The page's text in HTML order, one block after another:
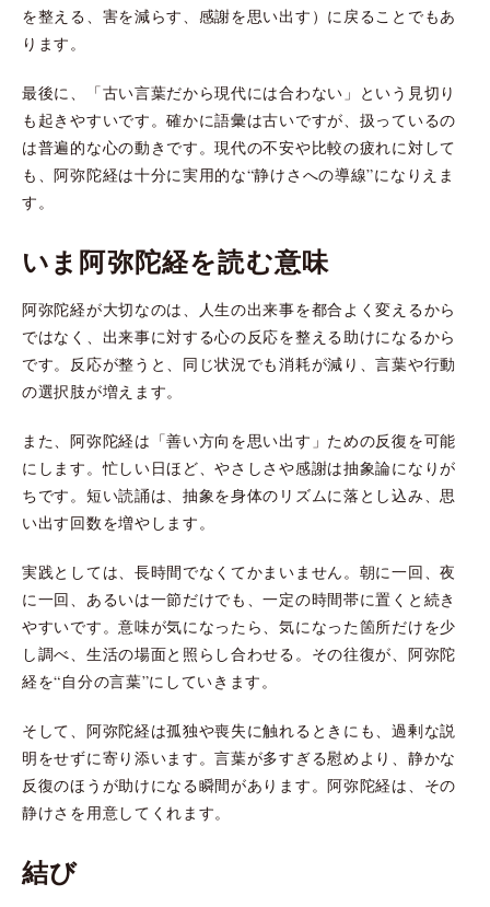
を整える、害を減らす、感謝を思い出す）に戻ることでもあ
ります。
最後に、「古い言葉だから現代には合わない」という見切り
も起きやすいです。確かに語彙は古いですが、扱っているの
は普遍的な心の動きです。現代の不安や比較の疲れに対して
も、阿弥陀経は十分に実用的な“静けさへの導線”になりえま
す。
いま阿弥陀経を読む意味
阿弥陀経が大切なのは、人生の出来事を都合よく変えるから
ではなく、出来事に対する心の反応を整える助けになるから
です。反応が整うと、同じ状況でも消耗が減り、言葉や行動
の選択肢が増えます。
また、阿弥陀経は「善い方向を思い出す」ための反復を可能
にします。忙しい日ほど、やさしさや感謝は抽象論になりが
ちです。短い読誦は、抽象を身体のリズムに落とし込み、思
い出す回数を増やします。
実践としては、長時間でなくてかまいません。朝に一回、夜
に一回、あるいは一節だけでも、一定の時間帯に置くと続き
やすいです。意味が気になったら、気になった箇所だけを少
し調べ、生活の場面と照らし合わせる。その往復が、阿弥陀
経を“自分の言葉”にしていきます。
そして、阿弥陀経は孤独や喪失に触れるときにも、過剰な説
明をせずに寄り添います。言葉が多すぎる慰めより、静かな
反復のほうが助けになる瞬間があります。阿弥陀経は、その
静けさを用意してくれます。
結び